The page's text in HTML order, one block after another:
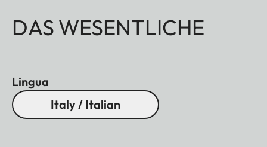
DAS WESENTLICHE
Lingua
Italy / Italian